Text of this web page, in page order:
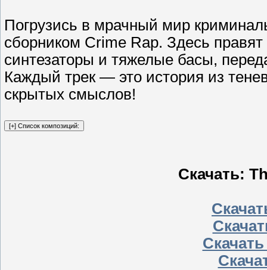
Погрузись в мрачный мир
сборником Crime Rap. Здесь
синтезаторы и тяжелые басы,
Каждый трек — это история из
скрытых смыслов!
Скачать: